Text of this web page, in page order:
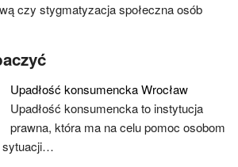
czy stygmatyzacja społeczna osób
Upadłość konsumencka Wrocław
Upadłość konsumencka to instytucja
prawna, która ma na celu pomoc osobom
sytuacji…